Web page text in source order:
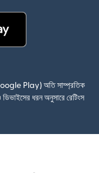
Play) অতি সাম্প্রতিক
ডিভাইসের ধরন অনুসারে রেটিংস